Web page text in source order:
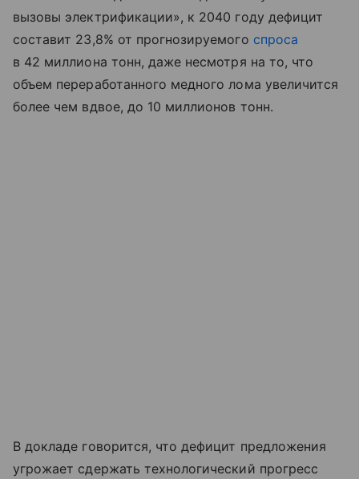
вызовы электрификации», к 2040 году дефицит
составит 23,8% от прогнозируемого спроса
в 42 миллиона тонн, даже несмотря на то, что
объем переработанного медного лома увеличится
более чем вдвое, до 10 миллионов тонн.
В докладе говорится, что дефицит предложения
угрожает сдержать технологический прогресс